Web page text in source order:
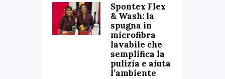
Spontex Flex
& Wash: la
spugna in
microfibra
lavabile che
semplifica la
pulizia e aiuta
l’ambiente